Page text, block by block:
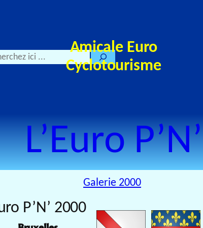
Amicale Euro
Cyclotourisme
L’Euro P’N’
Galerie 2000
P’N’ 2000